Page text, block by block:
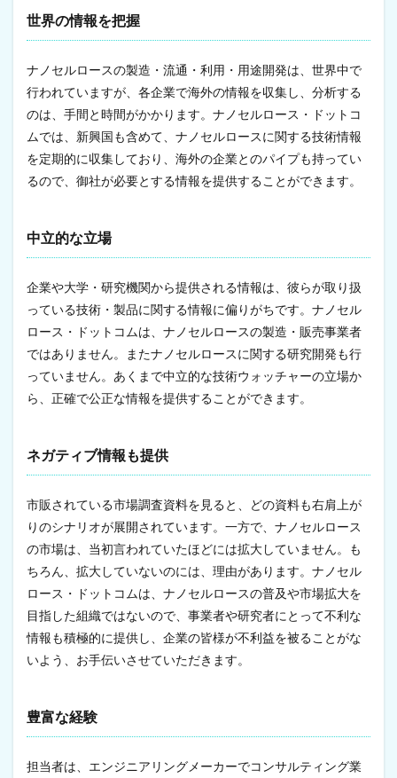
世界の情報を把握
ナノセルロースの製造・流通・利用・用途開発は、世界中で
行われていますが、各企業で海外の情報を収集し、分析する
のは、手間と時間がかかります。ナノセルロース・ドットコ
ムでは、新興国も含めて、ナノセルロースに関する技術情報
を定期的に収集しており、海外の企業とのパイプも持ってい
るので、御社が必要とする情報を提供することができます。
中立的な立場
企業や大学・研究機関から提供される情報は、彼らが取り扱
っている技術・製品に関する情報に偏りがちです。ナノセル
ロース・ドットコムは、ナノセルロースの製造・販売事業者
ではありません。またナノセルロースに関する研究開発も行
っていません。あくまで中立的な技術ウォッチャーの立場か
ら、正確で公正な情報を提供することができます。
ネガティブ情報も提供
市販されている市場調査資料を見ると、どの資料も右肩上が
りのシナリオが展開されています。一方で、ナノセルロース
の市場は、当初言われていたほどには拡大していません。も
ちろん、拡大していないのには、理由があります。ナノセル
ロース・ドットコムは、ナノセルロースの普及や市場拡大を
目指した組織ではないので、事業者や研究者にとって不利な
情報も積極的に提供し、企業の皆様が不利益を被ることがな
いよう、お手伝いさせていただきます。
豊富な経験
担当者は、エンジニアリングメーカーでコンサルティング業